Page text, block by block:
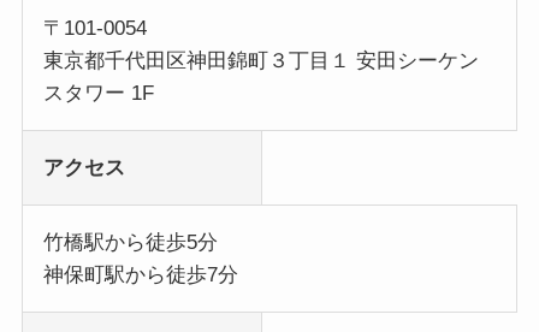
〒101-0054
東京都千代田区神田錦町３丁目１ 安田シーケン
スタワー 1F
アクセス
竹橋駅から徒歩5分
神保町駅から徒歩7分